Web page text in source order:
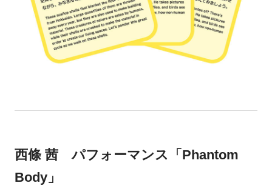
西條 茜 パフォーマンス「Phantom
Body」